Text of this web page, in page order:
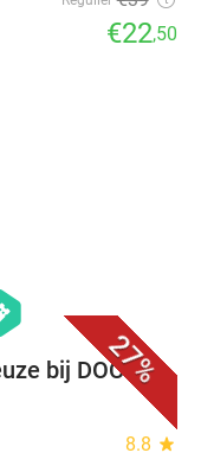
€22,50
27%
bij DOCK
8.8 star